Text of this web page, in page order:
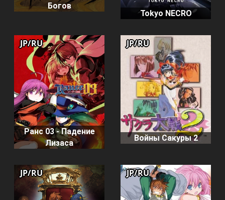
Богов
Tokyo NECRO
Ранс 03 - Падение
Лизаса
JP/RU
Войны Сакуры 2
JP/RU
JP/RU JP/RU